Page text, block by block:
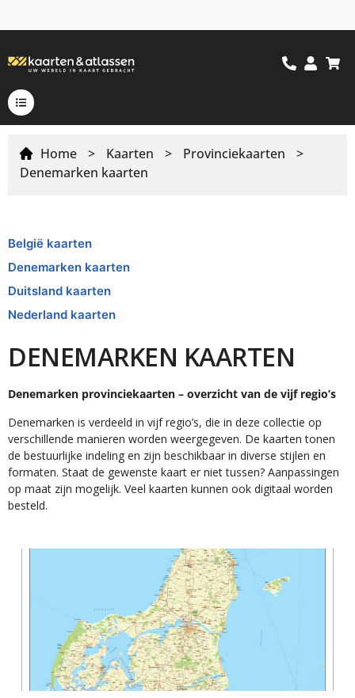
Home > Kaarten > Provinciekaarten
>
Denemarken kaarten
België kaarten
Denemarken kaarten
Duitsland kaarten
Nederland kaarten
DENEMARKEN KAARTEN
Denemarken provinciekaarten – overzicht van de vijf regio’s
Denemarken is verdeeld in vijf regio’s, die in deze collectie op
verschillende manieren worden weergegeven. De kaarten tonen
de bestuurlijke indeling en zijn beschikbaar in diverse stijlen en
formaten. Staat de gewenste kaart er niet tussen? Aanpassingen
op maat zijn mogelijk. Veel kaarten kunnen ook digitaal worden
besteld.